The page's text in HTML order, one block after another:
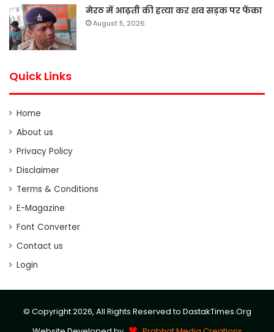
मेरठ में आढ़ती की हत्या कर शव सड़क पर फेंका
August 5, 2026
Quick Links
Home
About us
Privacy Policy
Disclaimer
Terms & Conditions
E-Magazine
Font Converter
Contact us
Login
© Copyright 2026, All Rights Reserved to DastakTimes.Org